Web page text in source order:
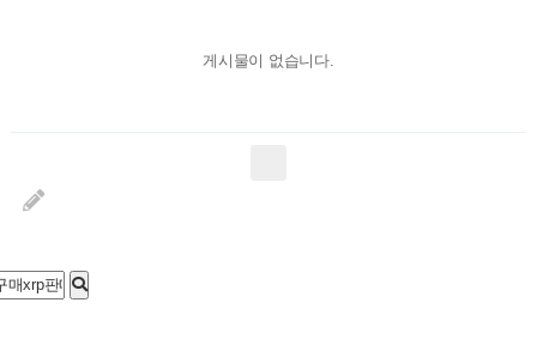
게시물이 없습니다.